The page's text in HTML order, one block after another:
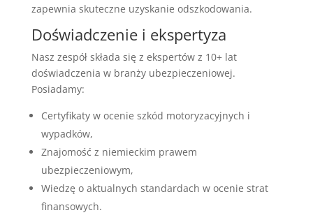
zapewnia skuteczne uzyskanie odszkodowania.
Doświadczenie i ekspertyza
Nasz zespół składa się z ekspertów z 10+ lat
doświadczenia w branży ubezpieczeniowej.
Posiadamy:
Certyfikaty w ocenie szkód motoryzacyjnych i
wypadków,
Znajomość z niemieckim prawem
ubezpieczeniowym,
Wiedzę o aktualnych standardach w ocenie strat
finansowych.